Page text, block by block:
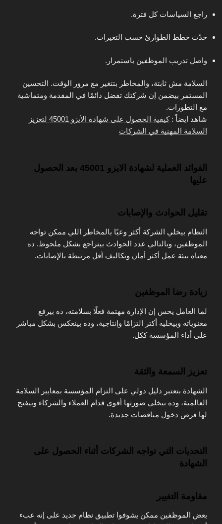
راجع السياسات كل فترة.
حدّث خطط الطوارئ حسب التغيرات.
واصل تدريب الموظفين باستمرار.
السلامة مش ثابتة، والمخاطر بتتغير مع مرور الوقت. التحسين
المستمر بيضمن إن شركتك تفضل دائمًا في المقدمة ومتماشية
مع التطورات.
شاهد ايضاً :
كيفية الحصول على شهادة الأيزو 45001 لتعزيز
السلامة المهنية في الشركات
الفوائد العملية لشهادة الايزو 45001 بعد الحصول
عليها
تقليل الحوادث والإصابات
النظام بيخلي الشركة أكثر وعيًا بالمخاطر اللي ممكن تواجه
الموظفين، وبالتالي عدد الحوادث بيتراجع بشكل ملحوظ. ده
معناه بيئة عمل أكثر أمان وتكاليف أقل مرتبطة بالإصابات.
زيادة رضا الموظفين
لما العامل يحس إن الإدارة مهتمة فعلًا بسلامته، ده بيرفع
معنوياته وبيخليه أكتر التزامًا وإنتاجية، وده بينعكس بشكل مباشر
على أداء المؤسسة ككل.
تعزيز السمعة والثقة
الشهادة بتعتبر دليل دولي على التزام المؤسسة بمعايير السلامة
العالمية، وده بيخلي صورتها أقوى قدام العملاء والشركاء وبيفتح
لها فرص دخول مناقصات جديدة.
التحديات التي تواجه الشركات أثناء الحصول على
الشهادة
مقاومة التغيير
بعض الموظفين ممكن يشوفوا تطبيق نظام جديد على إنه عبء